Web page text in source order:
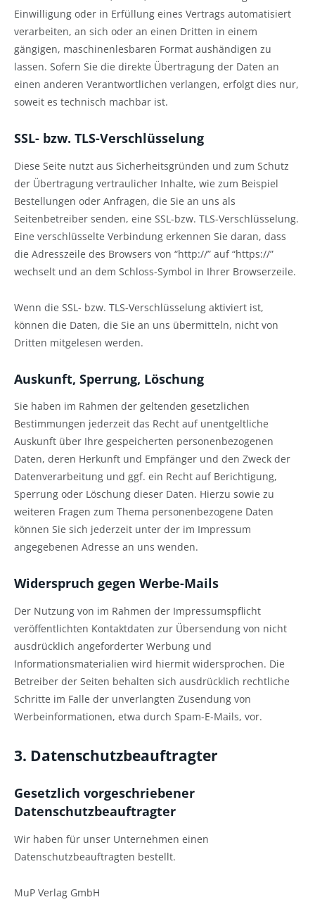
Einwilligung oder in Erfüllung eines Vertrags automatisiert
verarbeiten, an sich oder an einen Dritten in einem
gängigen, maschinenlesbaren Format aushändigen zu
lassen. Sofern Sie die direkte Übertragung der Daten an
einen anderen Verantwortlichen verlangen, erfolgt dies nur,
soweit es technisch machbar ist.
SSL- bzw. TLS-Verschlüsselung
Diese Seite nutzt aus Sicherheitsgründen und zum Schutz
der Übertragung vertraulicher Inhalte, wie zum Beispiel
Bestellungen oder Anfragen, die Sie an uns als
Seitenbetreiber senden, eine SSL-bzw. TLS-Verschlüsselung.
Eine verschlüsselte Verbindung erkennen Sie daran, dass
die Adresszeile des Browsers von “http://” auf “https://”
wechselt und an dem Schloss-Symbol in Ihrer Browserzeile.
Wenn die SSL- bzw. TLS-Verschlüsselung aktiviert ist,
können die Daten, die Sie an uns übermitteln, nicht von
Dritten mitgelesen werden.
Auskunft, Sperrung, Löschung
Sie haben im Rahmen der geltenden gesetzlichen
Bestimmungen jederzeit das Recht auf unentgeltliche
Auskunft über Ihre gespeicherten personenbezogenen
Daten, deren Herkunft und Empfänger und den Zweck der
Datenverarbeitung und ggf. ein Recht auf Berichtigung,
Sperrung oder Löschung dieser Daten. Hierzu sowie zu
weiteren Fragen zum Thema personenbezogene Daten
können Sie sich jederzeit unter der im Impressum
angegebenen Adresse an uns wenden.
Widerspruch gegen Werbe-Mails
Der Nutzung von im Rahmen der Impressumspflicht
veröffentlichten Kontaktdaten zur Übersendung von nicht
ausdrücklich angeforderter Werbung und
Informationsmaterialien wird hiermit widersprochen. Die
Betreiber der Seiten behalten sich ausdrücklich rechtliche
Schritte im Falle der unverlangten Zusendung von
Werbeinformationen, etwa durch Spam-E-Mails, vor.
3. Datenschutzbeauftragter
Gesetzlich vorgeschriebener
Datenschutzbeauftragter
Wir haben für unser Unternehmen einen
Datenschutzbeauftragten bestellt.
MuP Verlag GmbH